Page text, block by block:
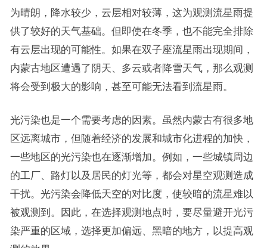
为晴朗，降水较少，云层相对较薄，这为观测流星雨提
供了较好的天气基础。但即使在冬季，也不能完全排除
有云层出现的可能性。如果在双子座流星雨出现期间，
内蒙古地区遭遇了阴天、多云或者降雪天气，那么观测
将会受到极大的影响，甚至可能无法看到流星雨。
光污染也是一个需要考虑的因素。虽然内蒙古有很多地
区远离城市，但随着经济的发展和城市化进程的加快，
一些地区的光污染也在逐渐增加。例如，一些城镇周边
的工厂、路灯以及居民的灯光等，都会对星空观测造成
干扰。光污染会降低天空的对比度，使较暗的流星难以
被观测到。因此，在选择观测地点时，要尽量避开光污
染严重的区域，选择更加偏远、黑暗的地方，以提高观